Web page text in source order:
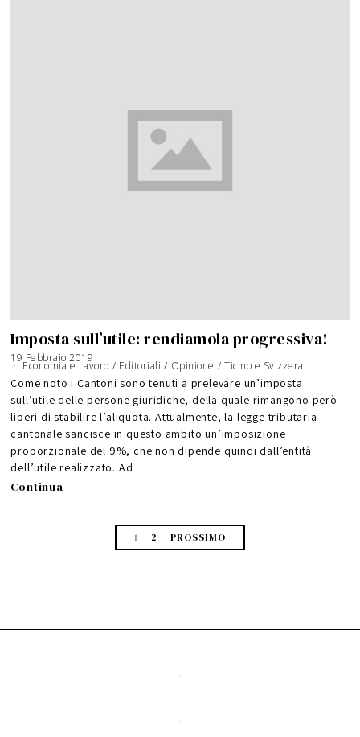
Imposta sull’utile: rendiamola progressiva!
19 Febbraio 2019
Economia e Lavoro / Editoriali / Opinione / Ticino e Svizzera
Come noto i Cantoni sono tenuti a prelevare un’imposta
sull’utile delle persone giuridiche, della quale rimangono però
liberi di stabilire l’aliquota. Attualmente, la legge tributaria
cantonale sancisce in questo ambito un’imposizione
proporzionale del 9%, che non dipende quindi dall’entità
dell’utile realizzato. Ad
Continua
1 2 PROSSIMO